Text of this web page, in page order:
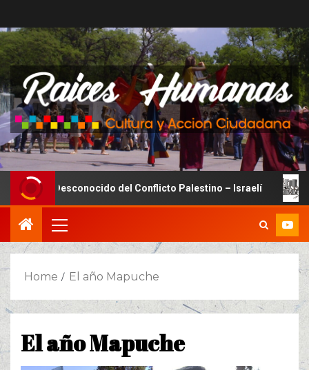
El Lado Desconocido del Conflicto Palestino – Israelí
Home El año Mapuche
El año Mapuche